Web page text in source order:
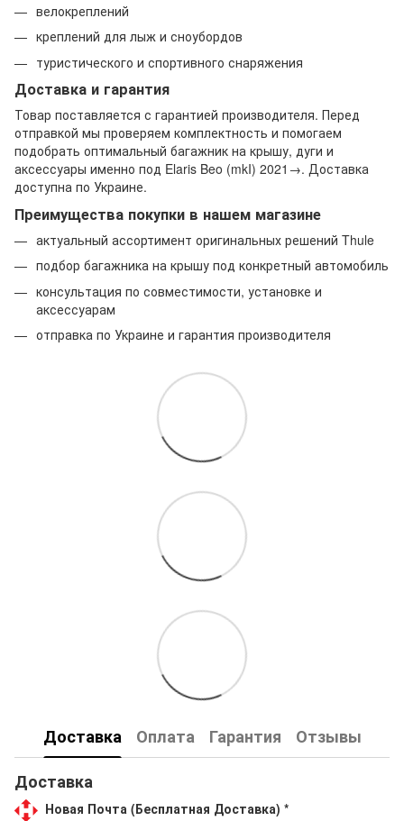
велокреплений
креплений для лыж и сноубордов
туристического и спортивного снаряжения
Доставка и гарантия
Товар поставляется с гарантией производителя. Перед
отправкой мы проверяем комплектность и помогаем
подобрать оптимальный багажник на крышу, дуги и
аксессуары именно под Elaris Beo (mkI) 2021→. Доставка
доступна по Украине.
Преимущества покупки в нашем магазине
актуальный ассортимент оригинальных решений Thule
подбор багажника на крышу под конкретный автомобиль
консультация по совместимости, установке и
аксессуарам
отправка по Украине и гарантия производителя
Доставка Оплата Гарантия
Отзывы
Доставка
Новая Почта (Бесплатная Доставка) *